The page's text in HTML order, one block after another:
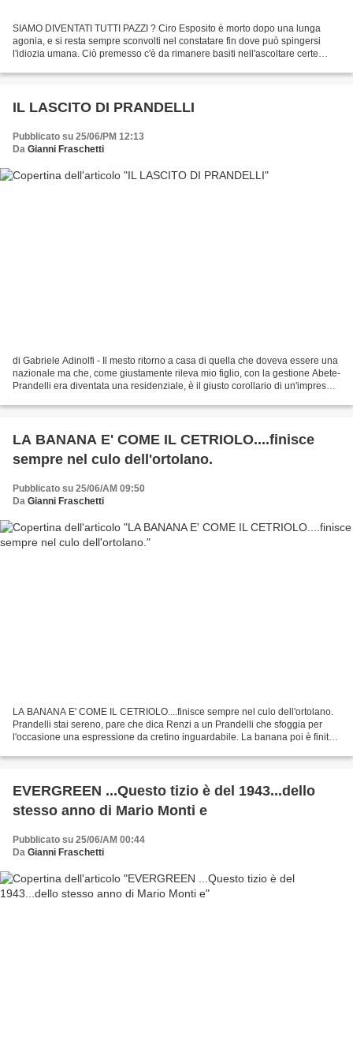
SIAMO DIVENTATI TUTTI PAZZI ? Ciro Esposito è morto dopo una lunga
agonia, e si resta sempre sconvolti nel constatare fin dove può spingersi
l'idiozia umana. Ciò premesso c'è da rimanere basiti nell'ascoltare certe
IL LASCITO DI PRANDELLI
Pubblicato su 25/06/PM 12:13
Da Gianni Fraschetti
di Gabriele Adinolfi - Il mesto ritorno a casa di quella che doveva essere una
nazionale ma che, come giustamente rileva mio figlio, con la gestione Abete-
Prandelli era diventata una residenziale, è il giusto corollario di un'impresa
LA BANANA E' COME IL CETRIOLO....finisce
sempre nel culo dell'ortolano.
Pubblicato su 25/06/AM 09:50
Da Gianni Fraschetti
LA BANANA E' COME IL CETRIOLO....finisce sempre nel culo dell'ortolano.
Prandelli stai sereno, pare che dica Renzi a un Prandelli che sfoggia per
l'occasione una espressione da cretino inguardabile. La banana poi è finita
EVERGREEN ...Questo tizio è del 1943...dello
stesso anno di Mario Monti e
Pubblicato su 25/06/AM 00:44
Da Gianni Fraschetti